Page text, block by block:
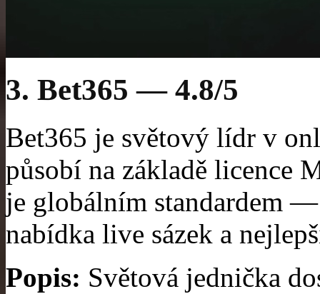
3. Bet365 — 4.8/5
Bet365 je světový lídr v
působí na základě licence
je globálním standardem
nabídka live sázek a
Popis: Světová jednička